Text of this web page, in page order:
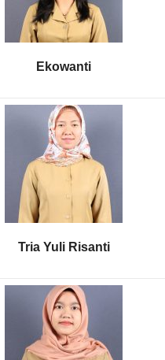
Ekowanti
Tria Yuli Risanti